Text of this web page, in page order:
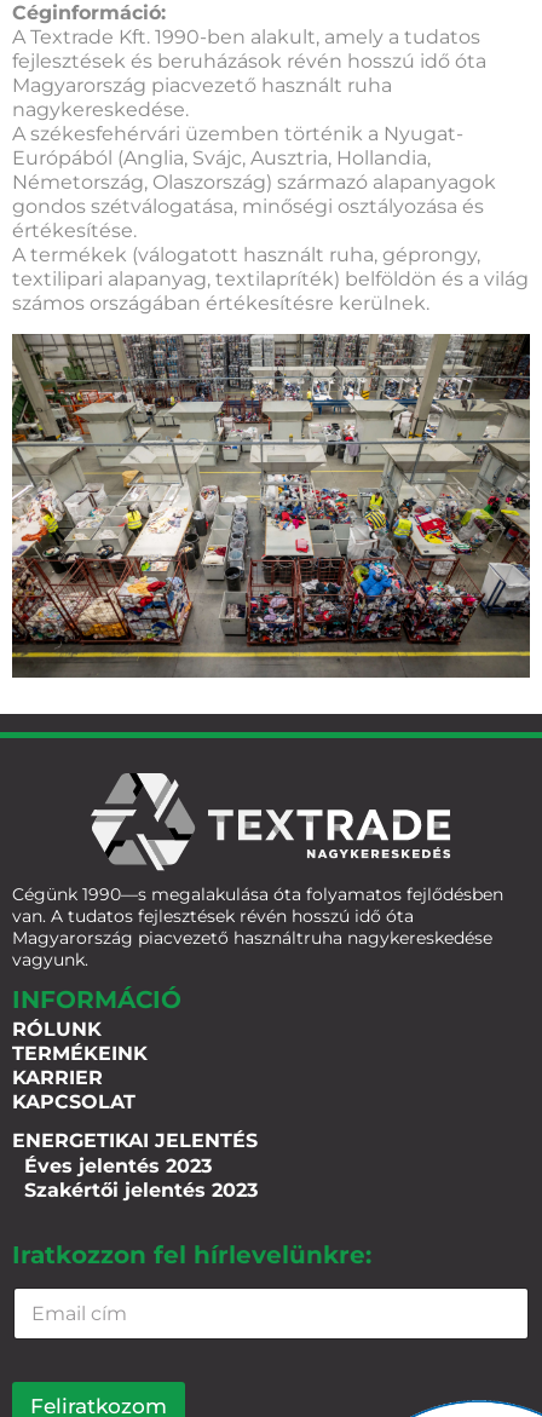
Céginformáció:
A Textrade Kft. 1990-ben alakult, amely a tudatos
fejlesztések és beruházások révén hosszú idő óta
Magyarország piacvezető használt ruha
nagykereskedése.
A székesfehérvári üzemben történik a Nyugat-
Európából (Anglia, Svájc, Ausztria, Hollandia,
Németország, Olaszország) származó alapanyagok
gondos szétválogatása, minőségi osztályozása és
értékesítése.
A termékek (válogatott használt ruha, géprongy,
textilipari alapanyag, textilapríték) belföldön és a világ
számos országában értékesítésre kerülnek.
Cégünk 1990—s megalakulása óta folyamatos fejlődésben
van. A tudatos fejlesztések révén hosszú idő óta
Magyarország piacvezető használtruha nagykereskedése
vagyunk.
INFORMÁCIÓ
RÓLUNK
TERMÉKEINK
KARRIER
KAPCSOLAT
ENERGETIKAI JELENTÉS
Éves jelentés 2023
Szakértői jelentés 2023
Iratkozzon fel hírlevelünkre:
Feliratkozom